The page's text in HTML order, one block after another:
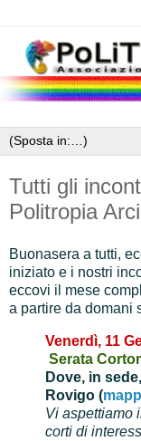
Tutti gli
Politropia
Buonasera a tutti,
iniziato e i nostri
eccovi il mese
a partire da domani
Venerdì, 11
Serata
Dove, in sede,
Rovigo (
Vi aspettiamo
corti di